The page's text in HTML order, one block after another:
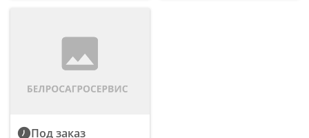
Под заказ